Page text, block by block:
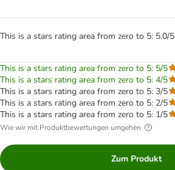
This is a stars rating area from zero to 5: 5.0/5
This is a stars rating area from zero to 5: 5/5
This is a stars rating area from zero to 5: 4/5
This is a stars rating area from zero to 5: 3/5
This is a stars rating area from zero to 5: 2/5
This is a stars rating area from zero to 5: 1/5
Wie wir mit Produktbewertungen umgehen
Zum Produkt